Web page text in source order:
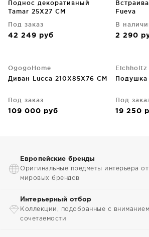
Поднос декоративный
Tamar 25X27 CM
Под заказ
42 249 руб
Fueva
В
2 290
OgogoHome
Диван Lucca 210X85X76 CM
Под заказ
109 000 руб
Eichholtz
Подушка
Под
19 250
Европейские бренды
Оригинальные предметы интерьера
мировых брендов
Интерьерный отбор
Коллекции, подобранные с
сочетаемости